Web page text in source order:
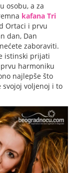
osobu, a za
kafana Tri
Ortaci i prvu
dan, Dan
zaboraviti.
istinski prijati
harmoniku
najlepše što
svojoj voljenoj i to